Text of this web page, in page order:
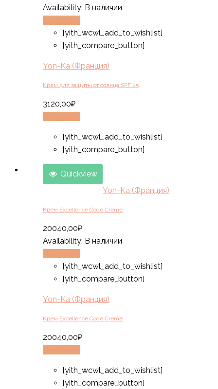
Availability: В наличии
[yith_wcwl_add_to_wishlist]
[yith_compare_button]
Yon-Ka (Франция)
Крем для защиты от солнца SPF 25
3120,00₽
[yith_wcwl_add_to_wishlist]
[yith_compare_button]
Quickview
Yon-Ka (Франция)
Крем Excellence Code Creme
20040,00₽
Availability: В наличии
[yith_wcwl_add_to_wishlist]
[yith_compare_button]
Yon-Ka (Франция)
Крем Excellence Code Creme
20040,00₽
[yith_wcwl_add_to_wishlist]
[yith_compare_button]